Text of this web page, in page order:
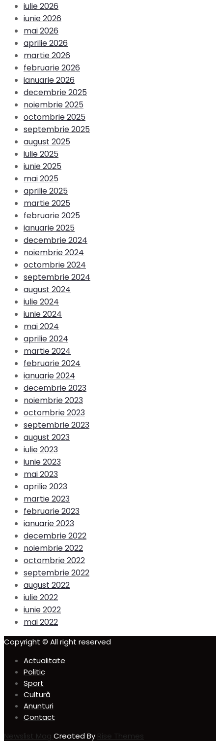
iulie 2026
iunie 2026
mai 2026
aprilie 2026
martie 2026
februarie 2026
ianuarie 2026
decembrie 2025
noiembrie 2025
octombrie 2025
septembrie 2025
august 2025
iulie 2025
iunie 2025
mai 2025
aprilie 2025
martie 2025
februarie 2025
ianuarie 2025
decembrie 2024
noiembrie 2024
octombrie 2024
septembrie 2024
august 2024
iulie 2024
iunie 2024
mai 2024
aprilie 2024
martie 2024
februarie 2024
ianuarie 2024
decembrie 2023
noiembrie 2023
octombrie 2023
septembrie 2023
august 2023
iulie 2023
iunie 2023
mai 2023
aprilie 2023
martie 2023
februarie 2023
ianuarie 2023
decembrie 2022
noiembrie 2022
octombrie 2022
septembrie 2022
august 2022
iulie 2022
iunie 2022
mai 2022
Copyright © All right reserved
Actualitate
Politic
Sport
Cultură
Anunturi
Contact
Newslist Mag Created By Rise Themes